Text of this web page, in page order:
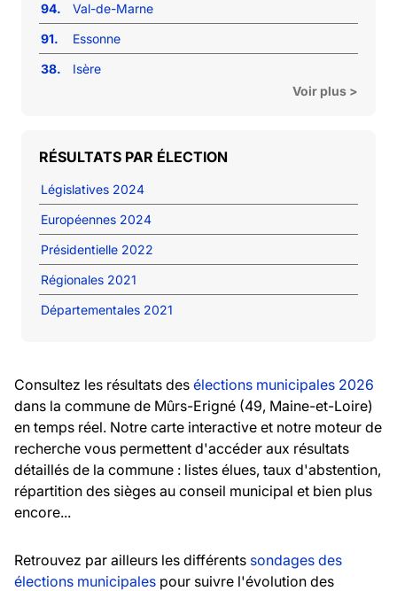
94.
Val-de-Marne
91.
Essonne
38.
Isère
Voir plus >
RÉSULTATS PAR ÉLECTION
Législatives 2024
Européennes 2024
Présidentielle 2022
Régionales 2021
Départementales 2021
Consultez les résultats des élections municipales 2026
dans la commune de Mûrs-Erigné (49, Maine-et-Loire)
en temps réel. Notre carte interactive et notre moteur de
recherche vous permettent d'accéder aux résultats
détaillés de la commune : listes élues, taux d'abstention,
répartition des sièges au conseil municipal et bien plus
encore...
Retrouvez par ailleurs les différents sondages des
élections municipales pour suivre l'évolution des